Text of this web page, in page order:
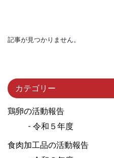
記事が見つかりません。
カテゴリー
鶏卵の活動報告
令和５年度
食肉加工品の活動報告